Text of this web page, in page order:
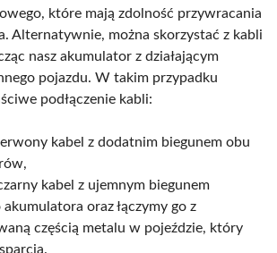
które mają zdolność przywracania
Alternatywnie, można skorzystać z kabli
nasz akumulator z działającym
pojazdu. W takim przypadku
podłączenie kabli:
kabel z dodatnim biegunem obu
kabel z ujemnym biegunem
oraz łączymy go z
częścią metalu w pojeździe, który